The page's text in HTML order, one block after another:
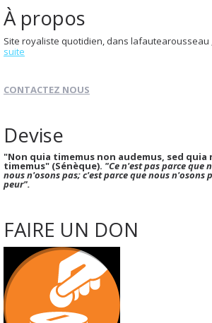
À propos
Site royaliste quotidien, dans lafautearousseau
suite
CONTACTEZ NOUS
Devise
"Non quia timemus non audemus, sed quia
timemus" (Sénèque). "Ce n'est pas parce que
nous n'osons pas; c'est parce que nous n'osons
peur".
FAIRE UN DON